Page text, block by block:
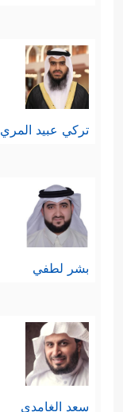
تركي عبيد المري
بشر لطفي
سعد الغامدي